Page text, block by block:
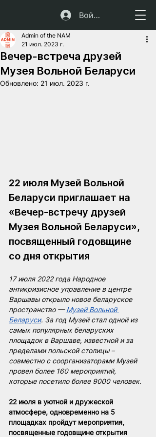
Войти
Вечер-встреча друзей
Музея Вольной Беларуси
Admin of the NAM
21 июл. 2023 г.
Обновлено: 21 июл. 2023 г.
22 июля Музей Вольной
Беларуси приглашает на
«Вечер-встречу друзей
Музея Вольной Беларуси»,
посвященный годовщине
со дня открытия
17 июля 2022 года Народное
антикризисное управление в центре
Варшавы открыло новое беларуское
пространство — Музей Вольной
Беларуси. За год Музей стал одной из
самых популярных беларуских
площадок в Варшаве, известной и за
пределами польской столицы –
совместно с соорганизаторами Музей
провел более 160 мероприятий,
которые посетило более 9000 человек.
22 июля в уютной и дружеской
атмосфере, одновременно на 5
площадках пройдут мероприятия,
посвященные годовщине открытия